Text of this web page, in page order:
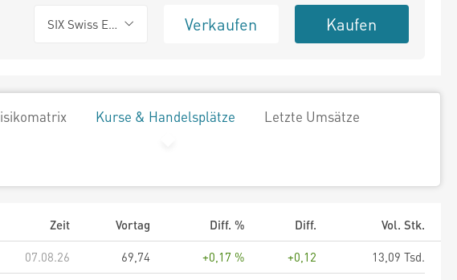
SIX Swiss Exchange Verkaufen Kaufen
Kurse & Handelsplätze Letzte Umsätze
Zeit Vortag Diff. % Diff.
Vol. Stk.
07.08.26 69,74 +0,17 % +0,12
13,09 Tsd.